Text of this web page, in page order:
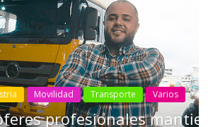
Transporte Varios
mantienen a